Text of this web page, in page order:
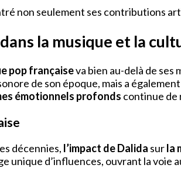
non seulement ses contributions
la musique et la
pop françaiseva bien au-delà de ses
de son époque, mais a
émotionnels profonds continue de
décennies, l’impact de Dalida surla
unique d’influences, ouvrant la